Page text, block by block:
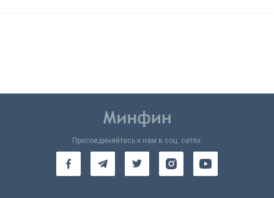
Присоединяйтесь к нам в соц. сетях: